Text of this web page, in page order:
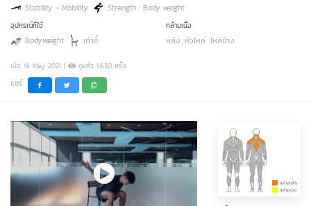
Stability - Mobility Strength : Body weight
อุปกรณ์ที่ใช้
Bodyweight เก้าอี้
กล้ามเนื้อ
หลัง หัวไหล่ ไหล่ข้าง
เมื่อ 19 May 2021 | ดูแล้ว 1,630 ครั้ง
แชร์